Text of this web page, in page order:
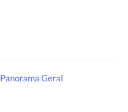
Panorama Geral